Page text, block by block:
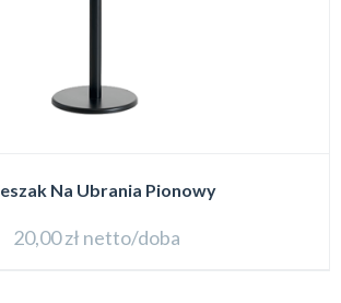
Na Ubrania Pionowy
20,00zł netto/doba